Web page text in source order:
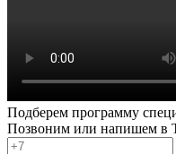
Подберем программу
Позвоним или напишем в